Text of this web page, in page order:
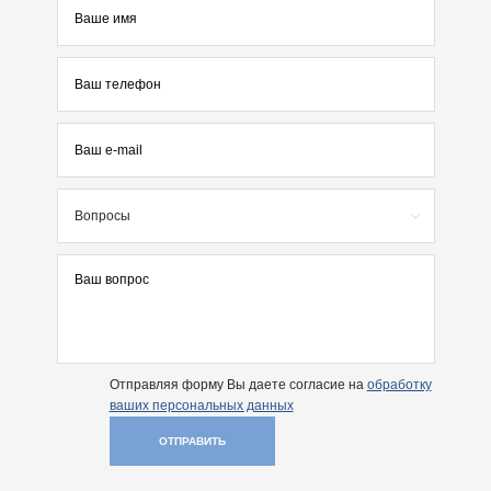
Вопросы
Отправляя форму Вы даете согласие на обработку
ваших персональных данных
ОТПРАВИТЬ